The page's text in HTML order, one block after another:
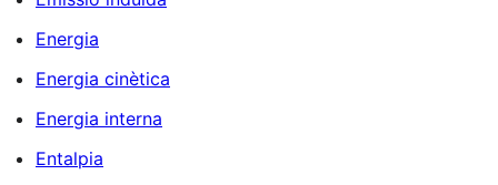
Energia
Energia cinètica
Energia interna
Entalpia